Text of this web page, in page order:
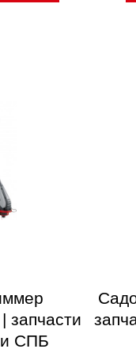
запчасти
и СПБ